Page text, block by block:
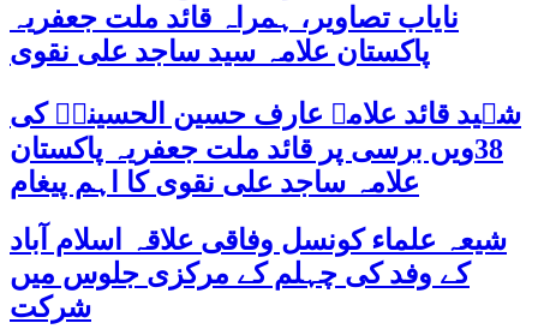
نایاب تصاویر، ہمراہ قائد ملت جعفریہ
پاکستان علامہ سید ساجد علی نقوی
شہید قائد علامہ عارف حسین الحسینیؒ کی
38ویں برسی پر قائد ملت جعفریہ پاکستان
علامہ ساجد علی نقوی کا اہم پیغام
شیعہ علماء کونسل وفاقی علاقہ اسلام آباد
کے وفد کی چہلم کے مرکزی جلوس میں
شرکت